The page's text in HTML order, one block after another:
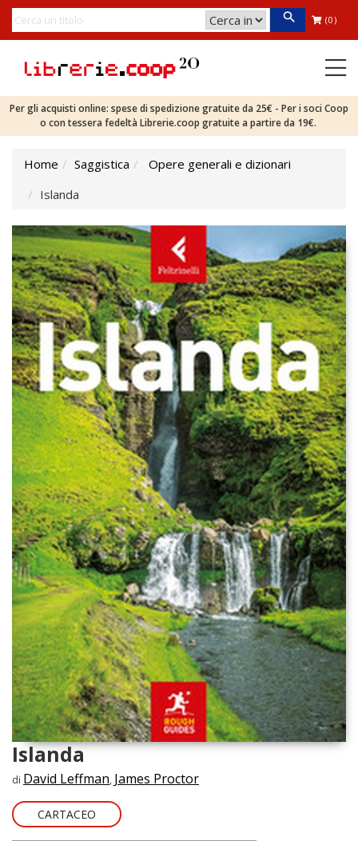
(0)
Per gli acquisti online: spese di spedizione gratuite da 25€ - Per i soci Coop
o con tessera fedeltà Librerie.coop gratuite a partire da 19€.
Home Saggistica
Opere generali e dizionari
Islanda
Islanda
di David Leffman, James Proctor
CARTACEO